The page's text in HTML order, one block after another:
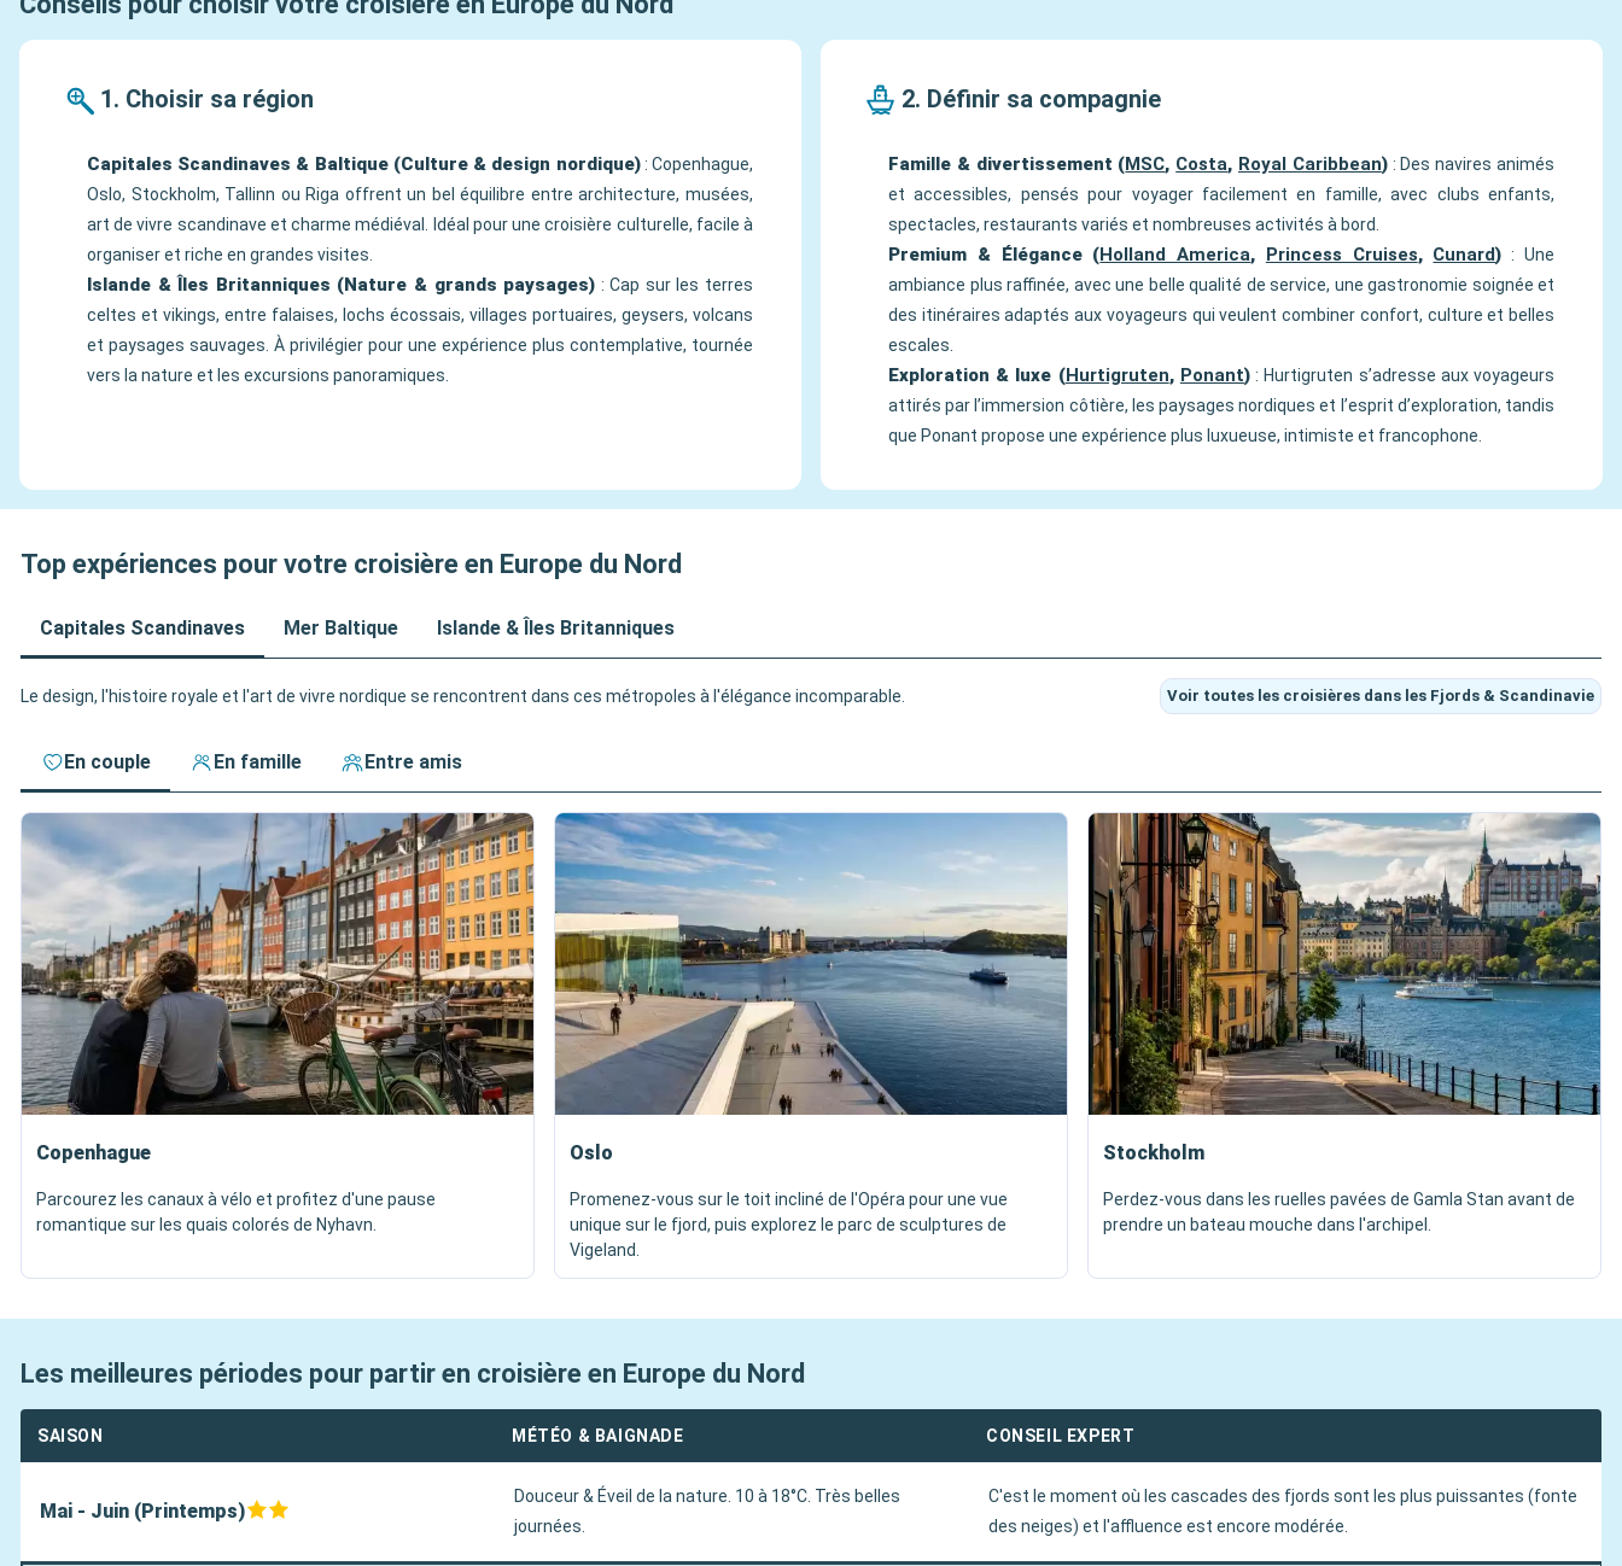
1. Choisir sa région
Capitales Scandinaves & Baltique (Culture & design nordique): Copenhague,
Oslo, Stockholm, Tallinn ou Riga offrent un bel équilibre entre architecture, musées,
art de vivre scandinave et charme médiéval. Idéal pour une croisière culturelle, facile à
organiser et riche en grandes visites.
Islande & Îles Britanniques (Nature & grands paysages) : Cap sur les terres
celtes et vikings, entre falaises, lochs écossais, villages portuaires, geysers, volcans
et paysages sauvages. À privilégier pour une expérience plus contemplative, tournée
vers la nature et les excursions panoramiques.
2. Définir sa compagnie
Famille & divertissement (MSC, Costa, Royal Caribbean): Des navires animés
et accessibles, pensés pour voyager facilement en famille, avec clubs enfants,
spectacles, restaurants variés et nombreuses activités à bord.
Premium & Élégance (Holland America, Princess Cruises, Cunard) : Une
ambiance plus raffinée, avec une belle qualité de service, une gastronomie soignée et
des itinéraires adaptés aux voyageurs qui veulent combiner confort, culture et belles
escales.
Exploration & luxe (Hurtigruten, Ponant): Hurtigruten s’adresse aux voyageurs
attirés par l’immersion côtière, les paysages nordiques et l’esprit d’exploration, tandis
que Ponant propose une expérience plus luxueuse, intimiste et francophone.
Top expériences pour votre croisière en Europe du Nord
Capitales Scandinaves Mer Baltique Islande & Îles Britanniques
Le design, l'histoire royale et l'art de vivre nordique se rencontrent dans ces métropoles à l'élégance incomparable. Voir toutes les croisières dans les Fjords & Scandinavie
En couple En famille Entre amis
Copenhague
Parcourez les canaux à vélo et profitez d'une pause
romantique sur les quais colorés de Nyhavn.
Oslo
Promenez-vous sur le toit incliné de l'Opéra pour une vue
unique sur le fjord, puis explorez le parc de sculptures de
Vigeland.
Stockholm
Perdez-vous dans les ruelles pavées de Gamla Stan avant de
prendre un bateau mouche dans l'archipel.
Les meilleures périodes pour partir en croisière en Europe du Nord
SAISON MÉTÉO & BAIGNADE CONSEIL EXPERT
Mai - Juin (Printemps)
Douceur & Éveil de la nature. 10 à 18°C. Très belles
journées.
C'est le moment où les cascades des fjords sont les plus puissantes (fonte
des neiges) et l'affluence est encore modérée.